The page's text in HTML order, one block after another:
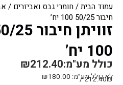
עמוד הבית/ חומרי גבס ואביזרים /
חיבור 50/25 100 יח’
זוויתן חיבור
100 יח’
₪212.40כולל מע"מ:
לא כולל מע״מ: ₪180.00
212.40₪ /